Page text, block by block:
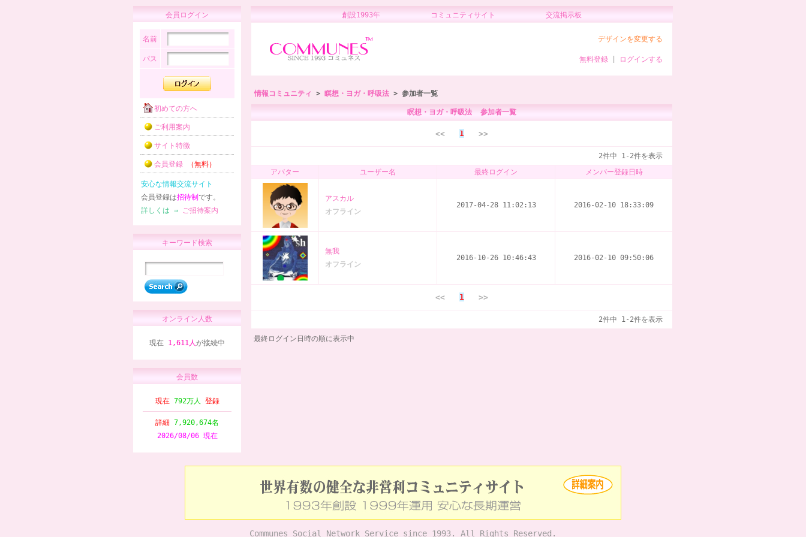
会員ログイン
名前
パス
初めての方へ
ご利用案内
サイト特徴
会員登録 （無料）
安心な情報交流サイト
会員登録は招待制 です。
詳しくは ⇒ ご招待案内
キーワード検索
オンライン人数
現在 1,611人が接続中
会員数
現在 792万人 登録
詳細 7,920,674名
2026/08/06 現在
創設1993年 コミュニティサイト 交流掲示板
デザインを変更する
無料登録 ログインする
情報コミュニティ > 瞑想・ヨガ・呼吸法 > 参加者一覧
瞑想・ヨガ・呼吸法 参加者一覧
<< 1 >>
2件中 1-2件を表示
アバター
ユーザー名 最終ログイン メンバー登録日時
アスカル
オフライン
2017-04-28 11:02:13 2016-02-10 18:33:09
無我
オフライン
2016-10-26 10:46:43 2016-02-10 09:50:06
<< 1 >>
2件中 1-2件を表示
最終ログイン日時の順に表示中
Communes Social Network Service since 1993. All Rights Reserved.